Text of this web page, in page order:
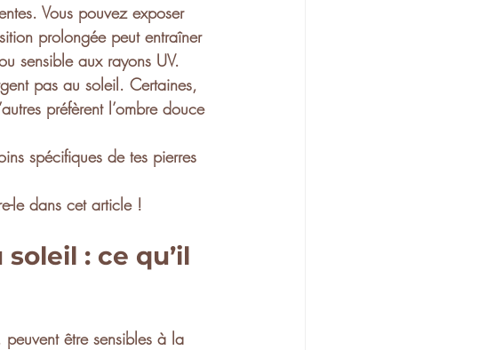
Vous pouvez exposer
prolongée peut entraîner
sensible aux rayons UV.
pas au soleil. Certaines,
préfèrent l’ombre douce
spécifiques de tes pierres
le dans cet article !
: ce qu’il
peuvent être sensibles à la